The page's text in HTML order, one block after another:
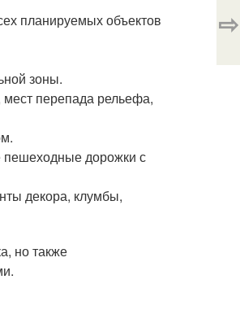
планируемых объектов
зоны.
мест перепада рельефа,
пешеходные дорожки с
декора, клумбы,
но также
⇨